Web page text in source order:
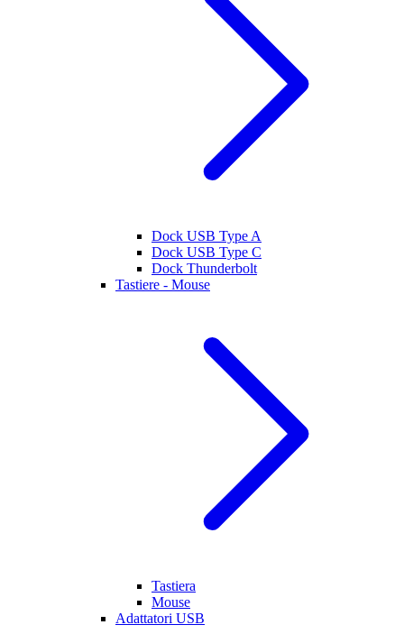
Dock USB Type A
Dock USB Type C
Dock Thunderbolt
Tastiere - Mouse
Tastiera
Mouse
Adattatori USB